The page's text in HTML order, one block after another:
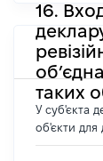
16.
таких
У суб'єкта
об'єкти для